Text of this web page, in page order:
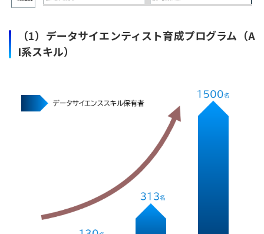
（1）データサイエンティスト育成プログラム（A
I系スキル）